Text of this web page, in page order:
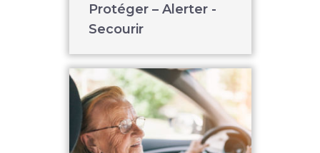
Protéger – Alerter -
Secourir